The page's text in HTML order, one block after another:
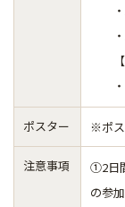
・
・
【
・
ポスター ※ポ
注意事項 ①2日
の参